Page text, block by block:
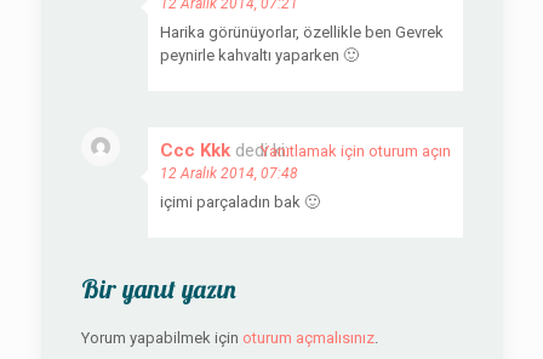
12 Aralık 2014, 07:21
Harika görünüyorlar, özellikle ben Gevrek
peynirle kahvaltı yaparken 🙂
Ccc Kkk dedi ki:
12 Aralık 2014, 07:48
içimi parçaladın bak 🙂
Yanıtlamak için oturum açın
Bir yanıt yazın
Yorum yapabilmek için oturum açmalısınız.